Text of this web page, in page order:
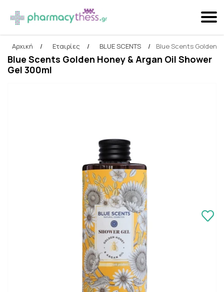
Αναζήτηση
Αρχική / Εταιρίες / BLUE SCENTS / Blue Scents Golden
Blue Scents Golden Honey & Argan Oil Shower
Gel 300ml